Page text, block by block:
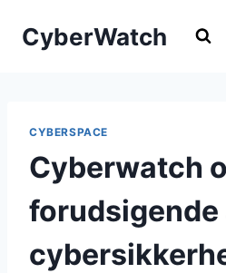
CyberWatch
CYBERSPACE
Cyberwatch
forudsigende